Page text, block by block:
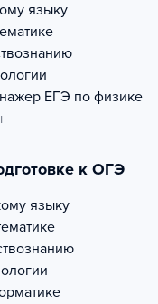
языку
ЕГЭ по физике
к ОГЭ
языку